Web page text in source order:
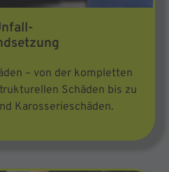
– von der kompletten
Schäden bis zu
Karosserieschäden.